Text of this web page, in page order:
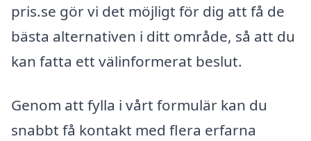
pris.se gör vi det möjligt för dig att få de
bästa alternativen i ditt område, så att du
kan fatta ett välinformerat beslut.
Genom att fylla i vårt formulär kan du
snabbt få kontakt med flera erfarna